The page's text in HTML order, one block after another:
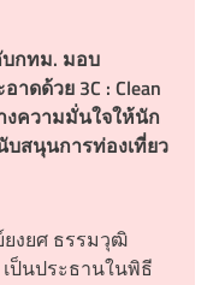
กทม. มอบ
ดด้วย 3C : Clean
งความมั่นใจให้นัก
บสนุนการท่องเที่ยว
ยงยศ ธรรมวุฒิ
ป็นประธานในพิธี